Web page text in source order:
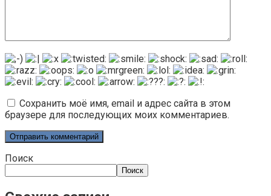
Сохранить моё имя, email и адрес сайта в этом
браузере для последующих моих комментариев.
Поиск
Поиск